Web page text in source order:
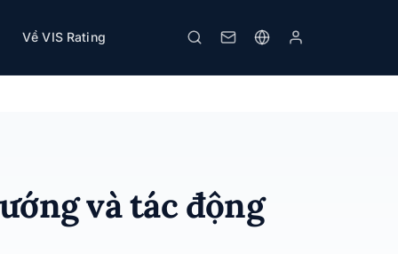
Về VIS Rating In
và tác động